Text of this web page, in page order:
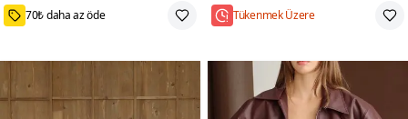
70₺ daha az öde
Tükenmek Üzere